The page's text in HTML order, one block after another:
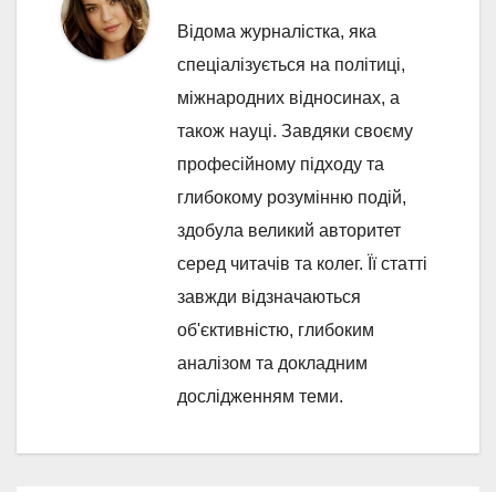
Відома журналістка, яка
спеціалізується на політиці,
міжнародних відносинах, а
також науці. Завдяки своєму
професійному підходу та
глибокому розумінню подій,
здобула великий авторитет
серед читачів та колег. Її статті
завжди відзначаються
об'єктивністю, глибоким
аналізом та докладним
дослідженням теми.